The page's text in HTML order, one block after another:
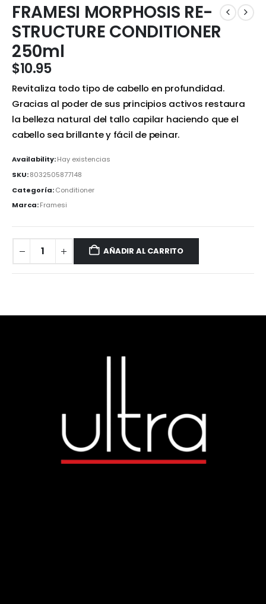
FRAMESI MORPHOSIS RE-
STRUCTURE CONDITIONER
250ml
$10.95
Revitaliza todo tipo de cabello en profundidad.
Gracias al poder de sus principios activos restaura
la belleza natural del tallo capilar haciendo que el
cabello sea brillante y fácil de peinar.
Availability:Hay existencias
SKU:8032505877148
Categoría:Conditioner
Marca:Framesi
AÑADIR AL CARRITO